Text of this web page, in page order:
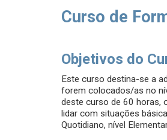
Curso de
Objetivos do
Este curso destina-se a
forem colocados/as no
deste curso de 60 horas,
lidar com situações
Quotidiano, nível